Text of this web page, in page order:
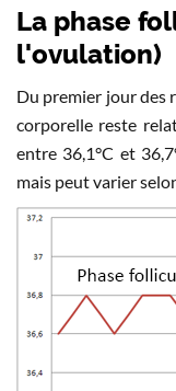
La phase
l'ovulation)
Du premier jour des
corporelle reste
entre 36,1°C et
mais peut varier